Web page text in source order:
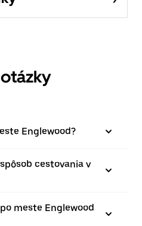
Englewood?
cestovania v
meste Englewood